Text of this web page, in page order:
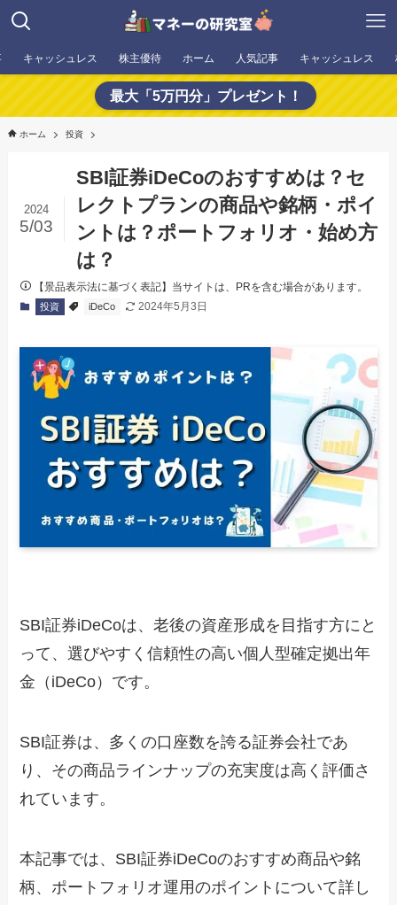
キャッシュレス 株主優待 ホーム 人気記事 キャッシュレス
最大「5万円分」プレゼント！
ホーム 投資
SBI証券iDeCoのおすすめは？セ
レクトプランの商品や銘柄・ポイ
ントは？ポートフォリオ・始め方
は？
2024
5/03
【景品表示法に基づく表記】当サイトは、PRを含む場合があります。
投資 iDeCo 2024年5月3日
SBI証券iDeCoは、老後の資産形成を目指す方にと
って、選びやすく信頼性の高い個人型確定拠出年
金（iDeCo）です。
SBI証券は、多くの口座数を誇る証券会社であ
り、その商品ラインナップの充実度は高く評価さ
れています。
本記事では、SBI証券iDeCoのおすすめ商品や銘
柄、ポートフォリオ運用のポイントについて詳し